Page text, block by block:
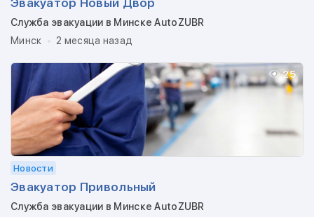
Эвакуатор Новый Двор
Служба эвакуации в Минске AutoZUBR
Минск
2 месяца назад
25
Новости
Эвакуатор Привольный
Служба эвакуации в Минске AutoZUBR